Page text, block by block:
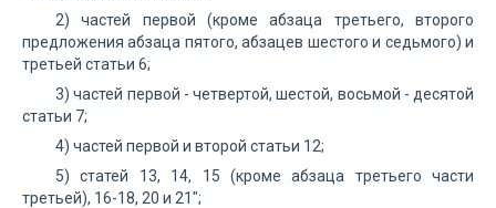
2) частей первой (кроме абзаца третьего, второго
предложения абзаца пятого, абзацев шестого и седьмого) и
третьей статьи 6;
3) частей первой - четвертой, шестой, восьмой - десятой
статьи 7;
4) частей первой и второй статьи 12;
5) статей 13, 14, 15 (кроме абзаца третьего части
третьей), 16-18, 20 и 21";